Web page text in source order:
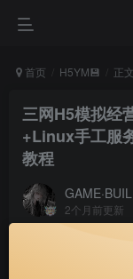
首页 H5YM💾 正文
三网H5模拟经
+Linux手工服
教程
2个月前更新